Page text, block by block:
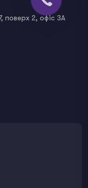
поверх 2, офіс 3А